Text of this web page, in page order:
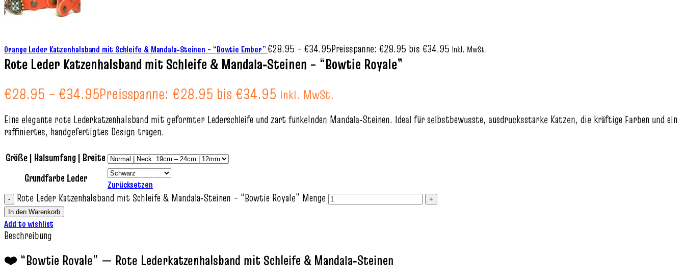
Orange Leder Katzenhalsband mit Schleife & Mandala‑Steinen – “Bowtie Ember”€28.95 –€34.95Preisspanne: €28.95 bis €34.95 Inkl. MwSt.
Rote Leder Katzenhalsband mit Schleife & Mandala‑Steinen – “Bowtie Royale”
€28.95 – €34.95Preisspanne: €28.95 bis €34.95 Inkl. MwSt.
Eine elegante rote Lederkatzenhalsband mit geformter Lederschleife und zart funkelnden Mandala‑Steinen. Ideal für selbstbewusste, ausdrucksstarke Katzen, die kräftige Farben und ein
raffiniertes, handgefertigtes Design tragen.
Größe | Halsumfang | Breite
Grundfarbe Leder
Zurücksetzen
Rote Leder Katzenhalsband mit Schleife & Mandala‑Steinen – “Bowtie Royale” Menge
In den Warenkorb
Add to wishlist
Beschreibung
❤️ “Bowtie Royale” — Rote Lederkatzenhalsband mit Schleife & Mandala‑Steinen